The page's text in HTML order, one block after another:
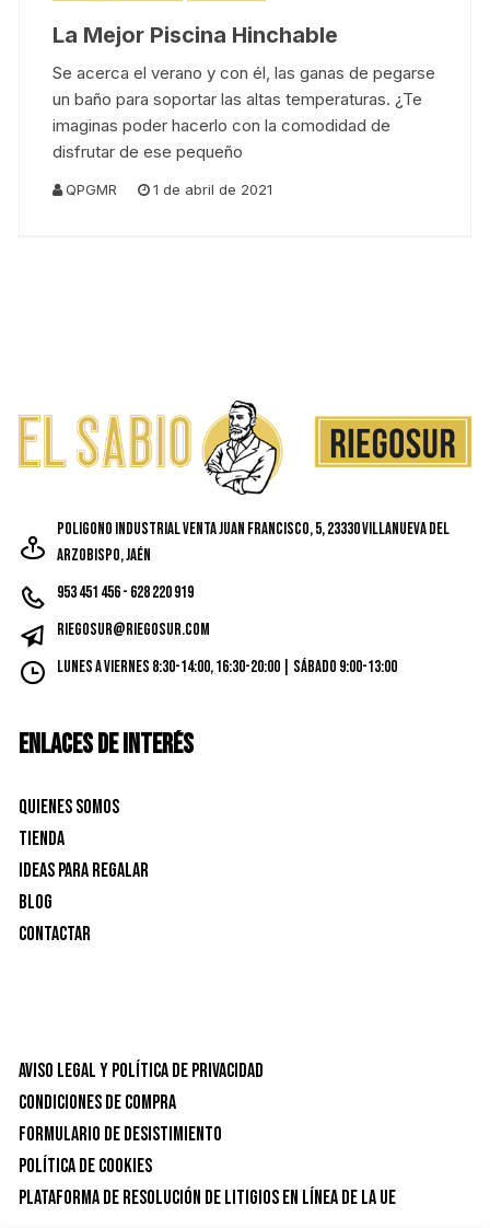
La Mejor Piscina Hinchable
Se acerca el verano y con él, las ganas de pegarse
un baño para soportar las altas temperaturas. ¿Te
imaginas poder hacerlo con la comodidad de
disfrutar de ese pequeño
QPGMR 1 de abril de 2021
Poligono Industrial Venta Juan Francisco, 5, 23330 Villanueva del
Arzobispo, Jaén
953 451 456 - 628 220 919
riegosur@riegosur.com
Lunes a Viernes 8:30-14:00, 16:30-20:00 | Sábado 9:00-13:00
ENLACES DE INTERÉS
Quienes Somos
Tienda
Ideas para Regalar
Blog
Contactar
Aviso Legal y Política de privacidad
Condiciones de Compra
Formulario de desistimiento
Política de Cookies
Plataforma de resolución de litigios en línea de la UE